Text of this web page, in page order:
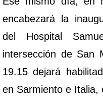
encabezará la
del Hospital
intersección de San
19.15 dejará
en Sarmiento e Italia,